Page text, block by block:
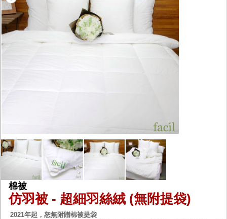
棉被
仿羽被 - 超細羽絲絨 (無附提袋)
2021年起，恕無附贈棉被提袋